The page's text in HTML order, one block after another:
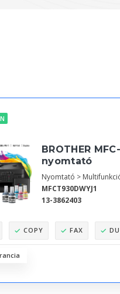
BROTHER
nyomtató
Nyomtató >
MFCT930DWYJ1
13-3862403
COPY FAX